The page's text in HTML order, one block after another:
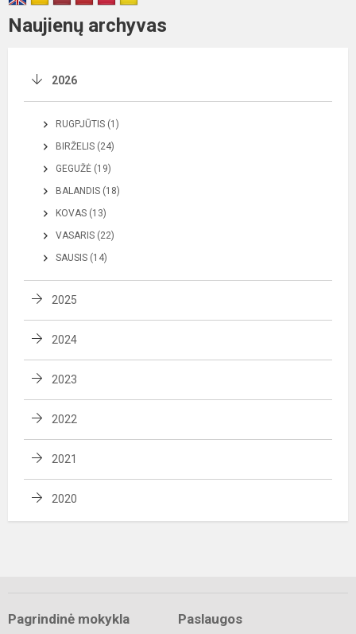
Naujienų archyvas
2026
RUGPJŪTIS (1)
BIRŽELIS (24)
GEGUŽĖ (19)
BALANDIS (18)
KOVAS (13)
VASARIS (22)
SAUSIS (14)
2025
2024
2023
2022
2021
2020
Pagrindinė mokykla Paslaugos